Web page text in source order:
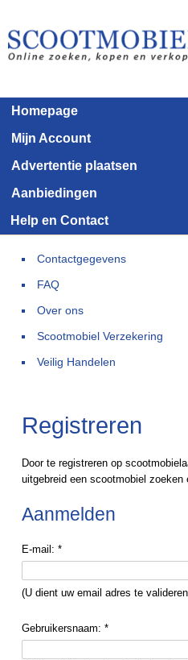
Homepage
Mijn Account
Advertentie plaatsen
Aanbiedingen
Help en Contact
Contactgegevens
FAQ
Over ons
Scootmobiel Verzekering
Veilig Handelen
Registreren
Door te registreren op
uitgebreid een scootmobiel zoeken
Aanmelden
E-mail: *
(U dient uw email adres te
Gebruikersnaam: *